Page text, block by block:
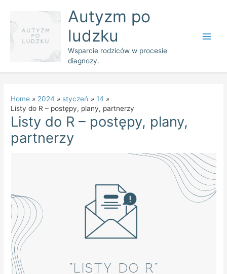
content
Autyzm po
ludzku
Wsparcie rodziców w procesie
diagnozy.
Home 2024 styczeń
14
Listy do R – postępy, plany, partnerzy
Listy do R – postępy, plany,
partnerzy